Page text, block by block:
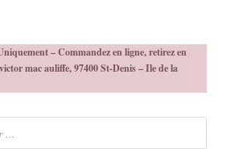
– Commandez en ligne, retirez en
mac auliffe, 97400 St-Denis – Ile de la